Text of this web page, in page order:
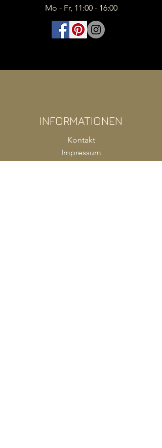
Mo - Fr, 11:00 - 16:00
INFORMATIONEN
Kontakt
Impressum